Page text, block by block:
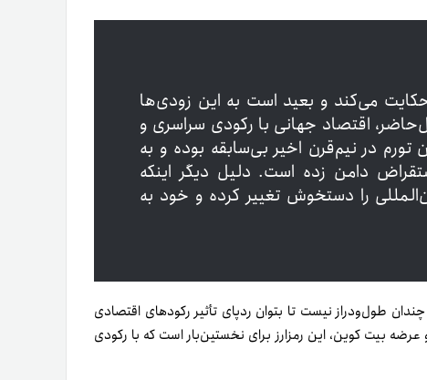
حکایت می‌کند و بعید است به این زودی‌ها
اقتصاد جهانی با رکودی سراسری و
تورم در نیم‌قرن اخیر بی‌سابقه بوده و به
دامن زده است. دلیل دیگر اینکه
را دستخوش تغییر کرده و خود به
طول‌ودراز نیست تا بتوان ردپای تأثیر رکودهای اقتصادی
بر قیمت آن پیدا کرد. علاوه‌براین، بعد از رکود بزرگ سال ۲۰۰۸ و عرضه بیت کوین، این رمزارز برای نخستین‌بار است که با رکودی